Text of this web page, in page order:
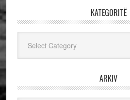
KATEGORITË
ARKIV